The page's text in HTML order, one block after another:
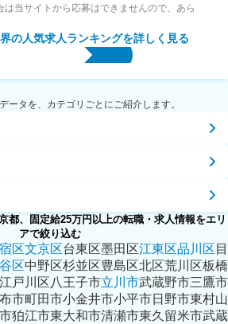
は当サイトから応募はできませんので、あら
の人気求人ランキングを詳しく見る
ータを、カテゴリごとにご紹介します。
都、固定給25万円以上の転職・求人情報をエリ
アで絞り込む
区文京区台東区墨田区江東区品川区 目
区中野区杉並区豊島区北区荒川区板橋
江戸川区八王子市立川市武蔵野市三鷹市
市町田市小金井市小平市日野市東村山
狛江市東大和市清瀬市東久留米市武蔵